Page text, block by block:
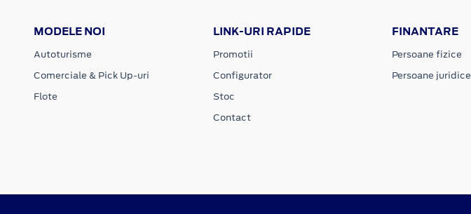
MODELE NOI
Autoturisme
Comerciale & Pick Up-uri
Flote
LINK-URI RAPIDE
Promotii
Configurator
Stoc
Contact
FINANTARE
Persoane fizice
Persoane juridice